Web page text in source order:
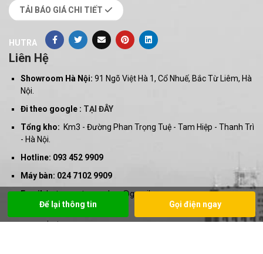
TẢI BÁO GIÁ CHI TIẾT
HUTRA
Liên Hệ
Showroom Hà Nội: 91 Ngõ Việt Hà 1, Cổ Nhuế, Bắc Từ Liêm, Hà
Nội.
Đi theo google : TẠI ĐÂY
Tổng kho: Km3 - Đường Phan Trọng Tuệ - Tam Hiệp - Thanh Trì
- Hà Nội.
Hotline: 093 452 9909
Máy bàn: 024 7102 9909
Email:hutra.santuongnhua@gmail.com
:santuongnha.com
hutra.vn
Để lại thông tin Gọi điện ngay